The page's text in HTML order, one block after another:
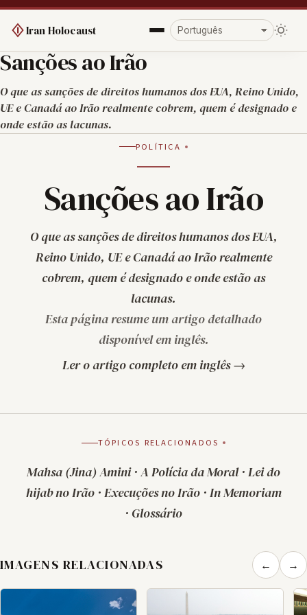
Iran Holocaust
Sanções ao Irão
O que as sanções de direitos humanos dos EUA, Reino Unido,
UE e Canadá ao Irão realmente cobrem, quem é designado e
onde estão as lacunas.
POLÍTICA
Sanções ao Irão
O que as sanções de direitos humanos dos EUA,
Reino Unido, UE e Canadá ao Irão realmente
cobrem, quem é designado e onde estão as
lacunas.
Esta página resume um artigo detalhado
disponível em inglês.
Ler o artigo completo em inglês →
TÓPICOS RELACIONADOS
Mahsa (Jina) Amini· A Polícia da Moral· Lei do
hijab no Irão· Execuções no Irão· In Memoriam
· Glossário
IMAGENS RELACIONADAS ← →